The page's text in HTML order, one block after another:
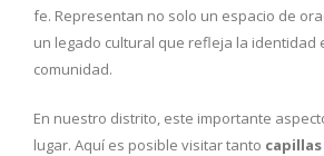
fe. Representan no solo un espacio de
un legado cultural que refleja la identidad
comunidad.
En nuestro distrito, este importante
lugar. Aquí es posible visitar tanto